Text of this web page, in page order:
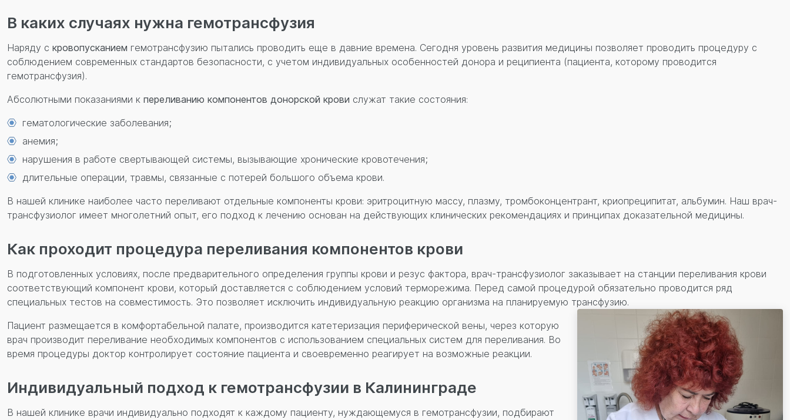
В каких случаях нужна гемотрансфузия
Наряду с кровопусканием гемотрансфузию пытались проводить еще в давние времена. Сегодня уровень развития медицины позволяет проводить процедуру с
соблюдением современных стандартов безопасности, с учетом индивидуальных особенностей донора и реципиента (пациента, которому проводится
гемотрансфузия).
Абсолютными показаниями к переливанию компонентов донорской крови служат такие состояния:
гематологические заболевания;
анемия;
нарушения в работе свертывающей системы, вызывающие хронические кровотечения;
длительные операции, травмы, связанные с потерей большого объема крови.
В нашей клинике наиболее часто переливают отдельные компоненты крови: эритроцитную массу, плазму, тромбоконцентрант, криопреципитат, альбумин. Наш врач-
трансфузиолог имеет многолетний опыт, его подход к лечению основан на действующих клинических рекомендациях и принципах доказательной медицины.
Как проходит процедура переливания компонентов крови
В подготовленных условиях, после предварительного определения группы крови и резус фактора, врач-трансфузиолог заказывает на станции переливания крови
соответствующий компонент крови, который доставляется с соблюдением условий терморежима. Перед самой процедурой обязательно проводится ряд
специальных тестов на совместимость. Это позволяет исключить индивидуальную реакцию организма на планируемую трансфузию.
Пациент размещается в комфортабельной палате, производится катетеризация периферической вены, через которую
врач производит переливание необходимых компонентов с использованием специальных систем для переливания. Во
время процедуры доктор контролирует состояние пациента и своевременно реагирует на возможные реакции.
Индивидуальный подход к гемотрансфузии в Калининграде
В нашей клинике врачи индивидуально подходят к каждому пациенту, нуждающемуся в гемотрансфузии, подбирают